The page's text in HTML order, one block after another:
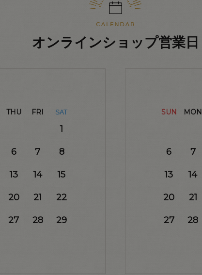
オンラインショップ営業日
THU FRI SAT
1
6 7 8
13 14 15
20 21 22
27 28 29
SUN MON
6 7
13 14
20 21
27 28